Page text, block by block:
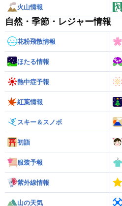
火山情報
自然・季節・レジャー情報
花粉飛散情報
ほたる情報
熱中症予報
紅葉情報
スキー＆スノボ
初詣
服装予報
紫外線情報
山の天気